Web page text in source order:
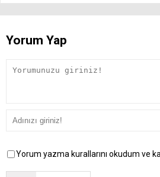
Yorum Yap
Yorum yazma kurallarını okudum ve